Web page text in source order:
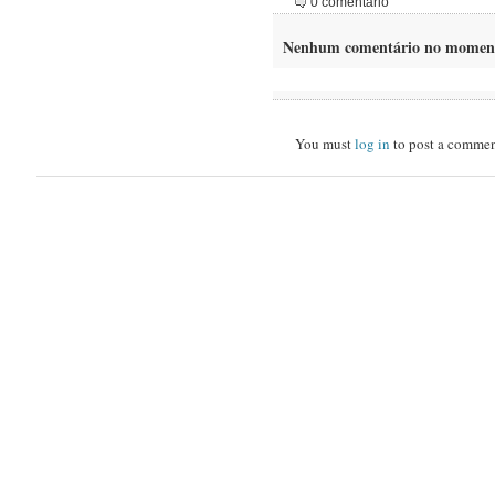
Nenhum comentário no
You mustlog in to post a